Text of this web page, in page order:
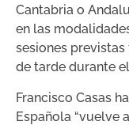
Cantabria o
en las
sesiones
de tarde durante
Francisco Casas
Española “vuelve